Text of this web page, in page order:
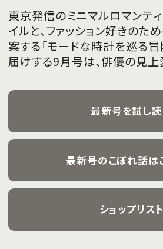
東京発信のミニマルロマンテ
イルと、ファッション好きのた
案する「モードな時計を巡る冒
届けする9月号は、俳優の見
飾ります。
最新号を試し
最新号のこぼれ話はこ
ショップリスト